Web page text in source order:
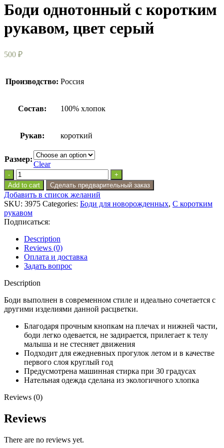
Боди однотонный с коротким
рукавом, цвет серый
500 ₽
Производство: Россия
Состав: 100% хлопок
Рукав: короткий
Размер:
Clear
Боди
однотонный
с
коротким
рукавом,
цвет
серый
quantity
Add to cart Сделать предварительный заказ
Добавить в список желаний
SKU: 3975 Categories: Боди для новорожденных, С коротким
рукавом
Подписаться:
Description
Reviews (0)
Оплата и доставка
Задать вопрос
Description
Боди выполнен в современном стиле и идеально сочетается с
другими изделиями данной расцветки.
Благодаря прочным кнопкам на плечах и нижней части,
боди легко одевается, не задирается, прилегает к телу
малыша и не стесняет движения
Подходит для ежедневных прогулок летом и в качестве
первого слоя круглый год
Предусмотрена машинная стирка при 30 градусах
Нательная одежда сделана из экологичного хлопка
Reviews (0)
Reviews
There are no reviews yet.